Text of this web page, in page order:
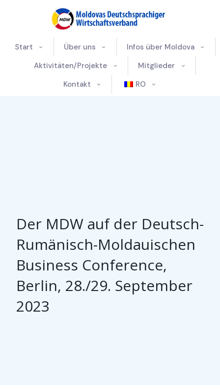
Start Über uns
Infos über Moldova
Aktivitäten/Projekte
Mitglieder
Kontakt
RO
Der MDW auf der Deutsch-
Rumänisch-Moldauischen
Business Conference,
Berlin, 28./29. September
2023